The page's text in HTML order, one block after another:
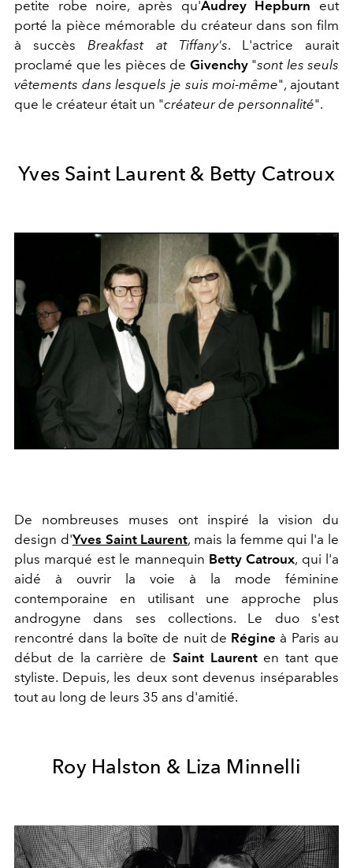
petite robe noire, après qu'Audrey Hepburn eut
porté la pièce mémorable du créateur dans son film
à succès Breakfast at Tiffany's. L'actrice aurait
proclamé que les pièces de Givenchy"sont les seuls
vêtements dans lesquels je suis moi-même", ajoutant
que le créateur était un "créateur de personnalité".
Yves Saint Laurent & Betty Catroux
De nombreuses muses ont inspiré la vision du
design d'Yves Saint Laurent, mais la femme qui l'a le
plus marqué est le mannequin Betty Catroux, qui l'a
aidé à ouvrir la voie à la mode féminine
contemporaine en utilisant une approche plus
androgyne dans ses collections. Le duo s'est
rencontré dans la boîte de nuit de Régine à Paris au
début de la carrière de Saint Laurent en tant que
styliste. Depuis, les deux sont devenus inséparables
tout au long de leurs 35 ans d'amitié.
Roy Halston & Liza Minnelli